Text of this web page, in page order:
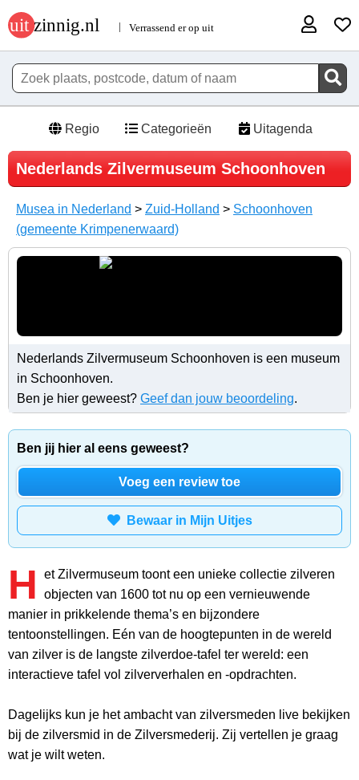
Regio Categorieën Uitagenda
Nederlands Zilvermuseum Schoonhoven
Musea in Nederland > Zuid-Holland > Schoonhoven
(gemeente Krimpenerwaard)
Nederlands Zilvermuseum Schoonhoven is een museum
in Schoonhoven.
Ben je hier geweest? Geef dan jouw beoordeling.
Ben jij hier al eens geweest?
Voeg een review toe
Bewaar in Mijn Uitjes
H
et Zilvermuseum toont een unieke collectie zilveren
objecten van 1600 tot nu op een vernieuwende
manier in prikkelende thema’s en bijzondere
tentoonstellingen. Eén van de hoogtepunten in de wereld
van zilver is de langste zilverdoe-tafel ter wereld: een
interactieve tafel vol zilververhalen en -opdrachten.
Dagelijks kun je het ambacht van zilversmeden live bekijken
bij de zilversmid in de Zilversmederij. Zij vertellen je graag
wat je wilt weten.